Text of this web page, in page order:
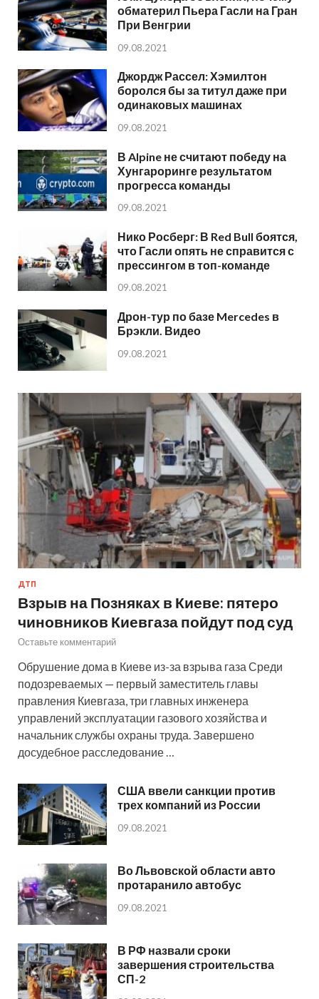
обматерил Пьера Гасли на Гран
При Венгрии
09.08.2021
Джордж Рассел: Хэмилтон
боролся бы за титул даже при
одинаковых машинах
09.08.2021
В Alpine не считают победу на
Хунгароринге результатом
прогресса команды
09.08.2021
Нико Росберг: В Red Bull боятся,
что Гасли опять не справится с
прессингом в топ-команде
09.08.2021
Дрон-тур по базе Mercedes в
Брэкли. Видео
09.08.2021
ДТП
Взрыв на Позняках в Киеве: пятеро
чиновников Киевгаза пойдут под суд
Оставьте комментарий
Обрушение дома в Киеве из-за взрыва газа Среди
подозреваемых — первый заместитель главы
правления Киевгаза, три главных инженера
управлений эксплуатации газового хозяйства и
начальник службы охраны труда. Завершено
досудебное расследование …
США ввели санкции против
трех компаний из России
09.08.2021
Во Львовской области авто
протаранило автобус
09.08.2021
В РФ назвали сроки
завершения строительства
СП-2